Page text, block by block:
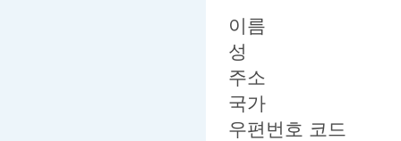
이름
성
주소
국가
우편번호 코드